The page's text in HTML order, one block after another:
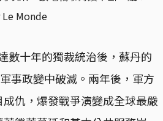
Monde
數十年的獨裁統治後，蘇丹的
事政變中破滅。兩年後，軍方
仇，爆發戰爭演變成全球最嚴